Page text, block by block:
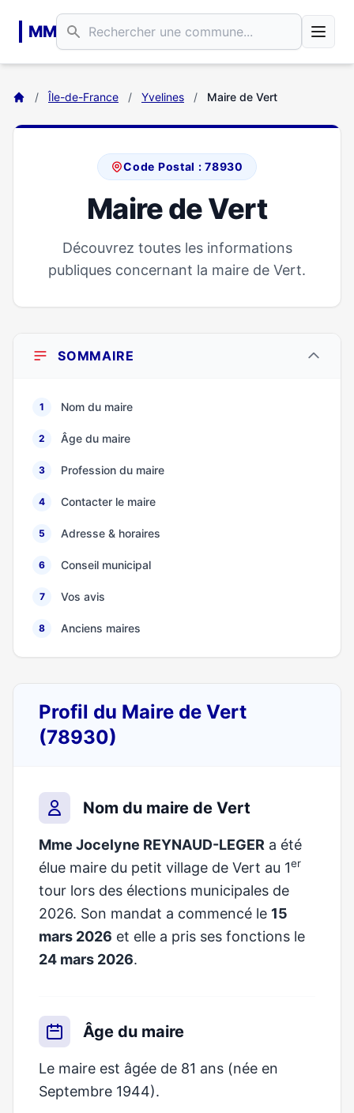
MM
/ Île-de-France / Yvelines / Maire de Vert
Code Postal : 78930
Maire de Vert
Découvrez toutes les informations
publiques concernant la maire de Vert.
SOMMAIRE
1 Nom du maire
2 Âge du maire
3 Profession du maire
4 Contacter le maire
5 Adresse & horaires
6 Conseil municipal
7 Vos avis
8 Anciens maires
Profil du Maire de Vert
(78930)
Nom du maire de Vert
Mme Jocelyne REYNAUD-LEGER a été
élue maire du petit village de Vert au 1er
tour lors des élections municipales de
2026. Son mandat a commencé le 15
mars 2026 et elle a pris ses fonctions le
24 mars 2026.
Âge du maire
Le maire est âgée de 81 ans (née en
Septembre 1944).